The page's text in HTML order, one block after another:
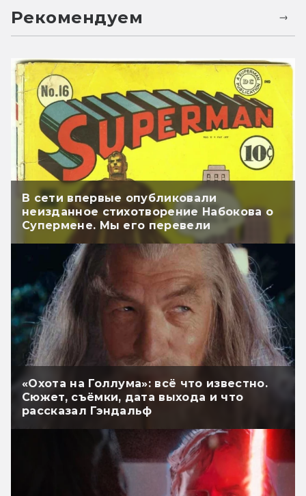
Рекомендуем
В сети впервые опубликовали
неизданное стихотворение Набокова о
Супермене. Мы его перевели
«Охота на Голлума»: всё что известно.
Сюжет, съёмки, дата выхода и что
рассказал Гэндальф